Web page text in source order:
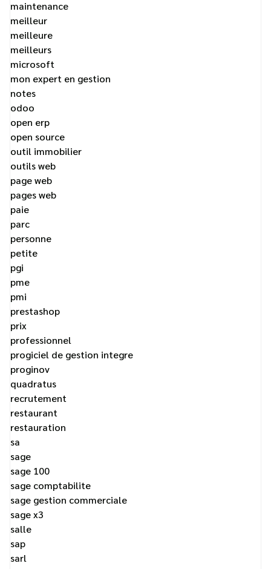
maintenance
meilleur
meilleure
meilleurs
microsoft
mon expert en gestion
notes
odoo
open erp
open source
outil immobilier
outils web
page web
pages web
paie
parc
personne
petite
pgi
pme
pmi
prestashop
prix
professionnel
progiciel de gestion integre
proginov
quadratus
recrutement
restaurant
restauration
sa
sage
sage 100
sage comptabilite
sage gestion commerciale
sage x3
salle
sap
sarl